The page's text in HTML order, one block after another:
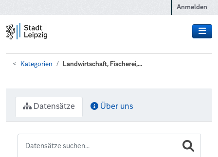
Anmelden
Kategorien Landwirtschaft, Fischerei,...
Datensätze Über uns